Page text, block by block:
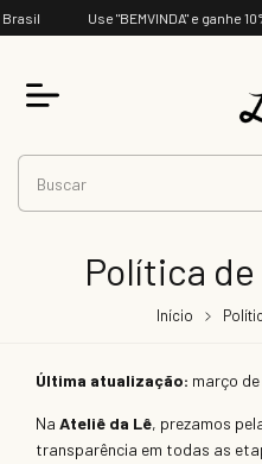
Use "BEMVINDA" e ganhe
Política
Início
Última atualização: março
Na Ateliê da Lê, prezamos
transparência em todas as